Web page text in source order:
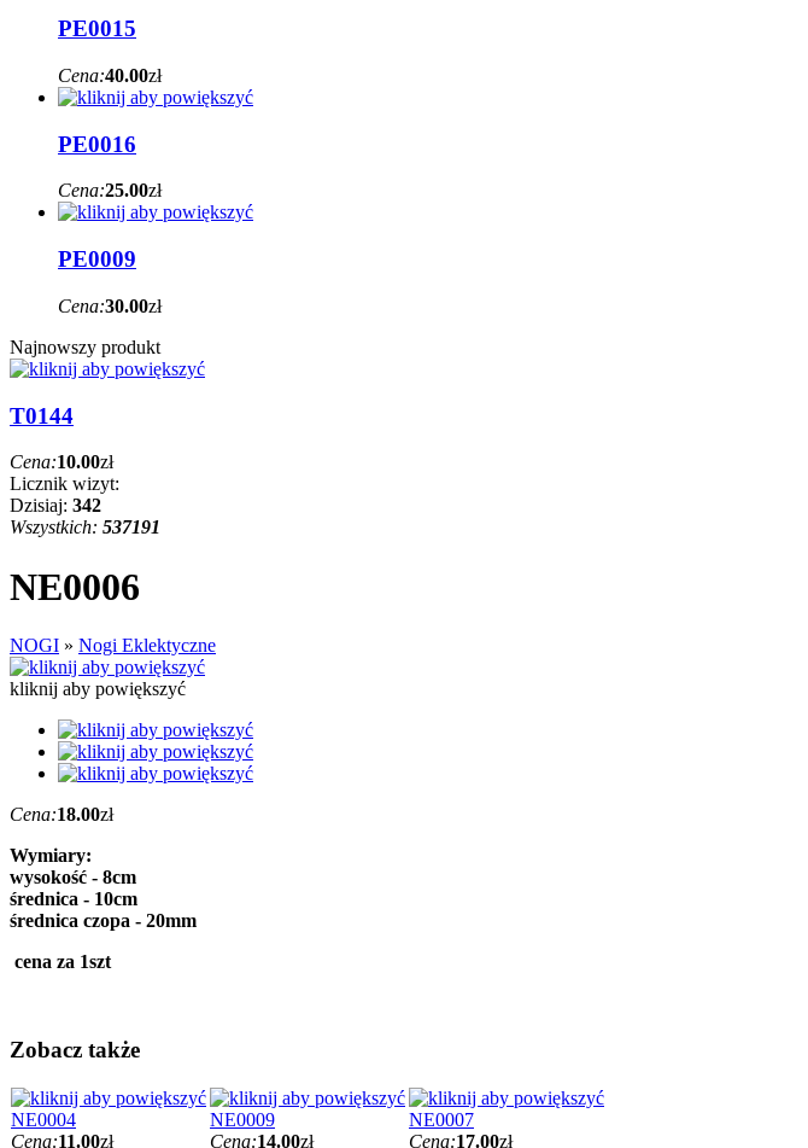
PE0015
Cena:40.00zł
PE0016
Cena:25.00zł
PE0009
Cena:30.00zł
Najnowszy produkt
T0144
Cena:10.00zł
Licznik wizyt:
Dzisiaj: 342
Wszystkich: 537191
NE0006
NOGI » Nogi Eklektyczne
kliknij aby powiększyć
Cena:18.00zł
Wymiary:
wysokość - 8cm
średnica - 10cm
średnica czopa - 20mm
cena za 1szt
Zobacz także
NE0004
Cena:11.00zł
NE0009
Cena:14.00zł
NE0007
Cena:17.00zł